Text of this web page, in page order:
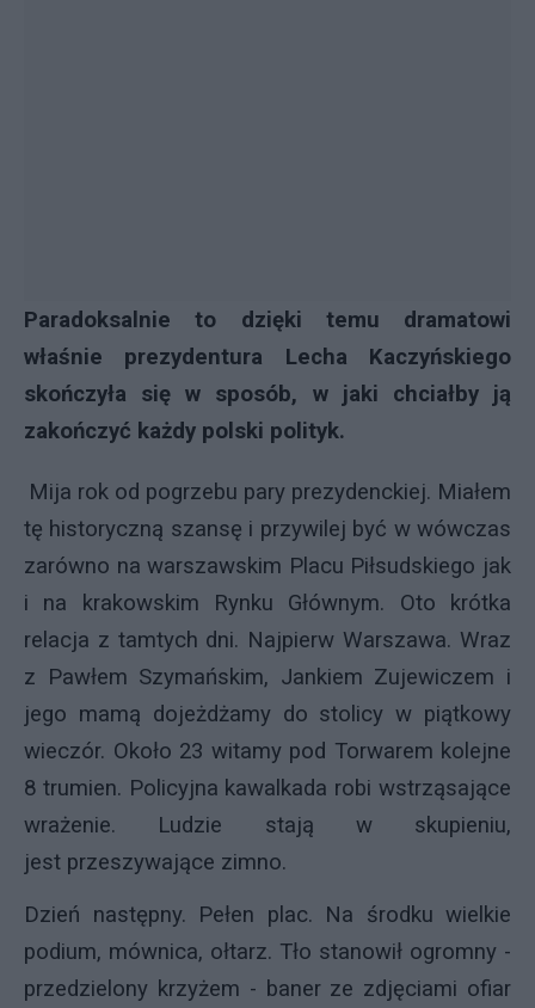
Paradoksalnie to dzięki temu dramatowi
właśnie prezydentura Lecha Kaczyńskiego
skończyła się w sposób, w jaki chciałby ją
zakończyć każdy polski polityk.
Mija rok od pogrzebu pary prezydenckiej. Miałem
tę historyczną szansę i przywilej być w wówczas
zarówno na warszawskim Placu Piłsudskiego jak
i na krakowskim Rynku Głównym. Oto krótka
relacja z tamtych dni. Najpierw Warszawa. Wraz
z Pawłem Szymańskim, Jankiem Zujewiczem i
jego mamą dojeżdżamy do stolicy w piątkowy
wieczór. Około 23 witamy pod Torwarem kolejne
8 trumien. Policyjna kawalkada robi wstrząsające
wrażenie. Ludzie stają w skupieniu,
jest przeszywające zimno.
Dzień następny. Pełen plac. Na środku wielkie
podium, mównica, ołtarz. Tło stanowił ogromny -
przedzielony krzyżem - baner ze zdjęciami ofiar